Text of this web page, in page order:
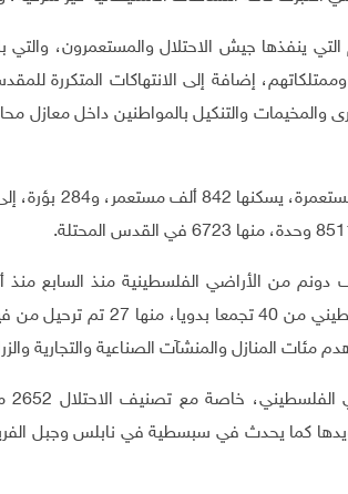
ينفذها جيش الاحتلال والمستعمرون، والتي
المواطنين وممتلكاتهم، إضافة إلى الانتهاكات المتكررة
وأشارت اللجنة إلى استفحال
.
اللجنة أن الاحتلال اغتصب أكثر من 26 ألف دونم من الأراضي الفلسطينية منذ
لصالح الاستعمار، وشرّدَ وهجر قسرّيا نحو 1700 فلسطيني
مئات المنازل والمنشآت الصناعية والتجارية
ونوهت
كما يحدث في سبسطية في نابلس وجبل